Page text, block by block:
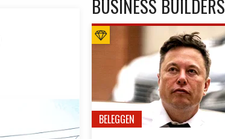
BUSINESS BUILDERS
BELEGGEN